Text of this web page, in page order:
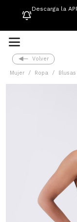
Descarga la
Volver
Mujer Ropa